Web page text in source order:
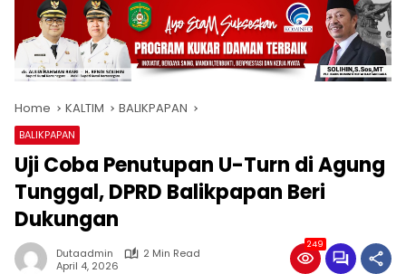
Home KALTIM BALIKPAPAN
BALIKPAPAN
Uji Coba Penutupan U-Turn di Agung
Tunggal, DPRD Balikpapan Beri
Dukungan
Dutaadmin
2 Min Read
April 4, 2026
249